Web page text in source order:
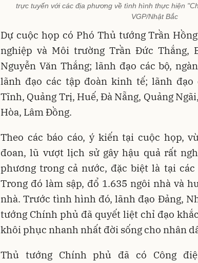
trực tuyến với các địa phương về tình hình thực hiện
VGP/Nhật Bắc
Dự cuộc họp có Phó Thủ tướng Trần
nghiệp và Môi trường Trần Đức Thắng,
Nguyễn Văn Thắng; lãnh đạo các bộ,
lãnh đạo các tập đoàn kinh tế; lãnh
Tĩnh, Quảng Trị, Huế, Đà Nẵng, Quảng
Hòa, Lâm Đồng.
Theo các báo cáo, ý kiến tại cuộc họp,
đoan, lũ vượt lịch sử gây hậu quả rất
phương trong cả nước, đặc biệt là tại
Trong đó làm sập, đổ 1.635 ngôi nhà và
nhà. Trước tình hình đó, lãnh đạo Đảng,
tướng Chính phủ đã quyết liệt chỉ đạo
khôi phục nhanh nhất đời sống cho nhân
Thủ tướng Chính phủ đã có Công